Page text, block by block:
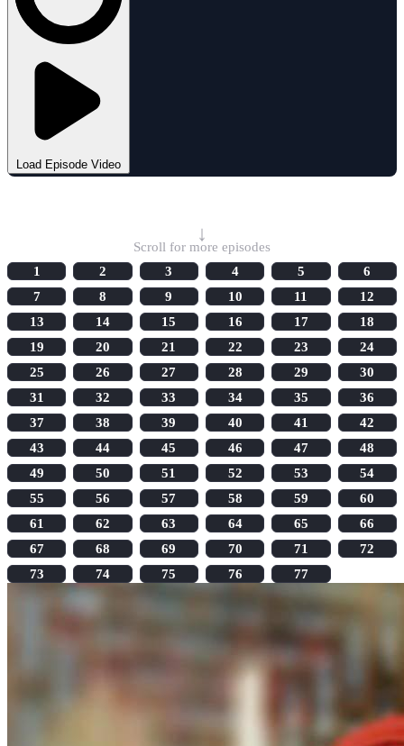
Load Episode Video
↓
Scroll for more episodes
1
2 3 4 5
6
7
8 9 10 11
12
13
14 15 16 17
18
19
20 21 22 23
24
25
26 27 28 29
30
31
32 33 34 35
36
37
38 39 40 41
42
43
44 45 46 47
48
49
50 51 52 53
54
55
56 57 58 59
60
61
62 63 64 65
66
67
68 69 70 71
72
73
74 75 76 77